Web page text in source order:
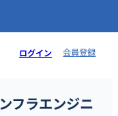
ログイン 会員登録
フラエンジニ